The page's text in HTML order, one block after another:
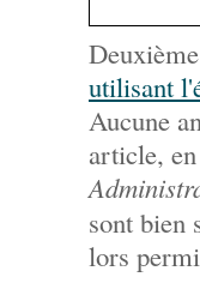
utilisant
Aucune
article,
sont bien
lors